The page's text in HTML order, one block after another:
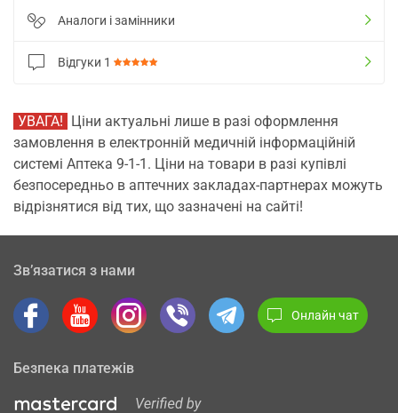
Аналоги і замінники
Відгуки 1
УВАГА! Ціни актуальні лише в разі оформлення
замовлення в електронній медичній інформаційній
системі Аптека 9-1-1. Ціни на товари в разі купівлі
безпосередньо в аптечних закладах-партнерах можуть
відрізнятися від тих, що зазначені на сайті!
Зв’язатися з нами
Онлайн чат
Безпека платежів